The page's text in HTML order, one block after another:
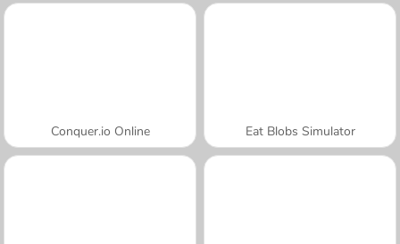
Conquer.io Online Eat Blobs Simulator